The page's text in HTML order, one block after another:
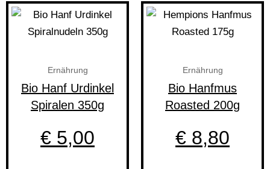
Ernährung
Bio Hanf Urdinkel
Spiralen 350g
€ 5,00
Ernährung
Bio Hanfmus
Roasted 200g
€ 8,80